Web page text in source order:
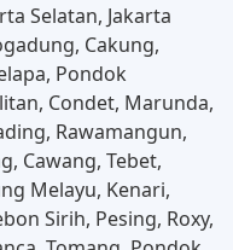
Selatan, Jakarta
Cakung,
Pondok
Condet, Marunda,
Rawamangun,
Cawang, Tebet,
Melayu, Kenari,
Sirih, Pesing, Roxy,